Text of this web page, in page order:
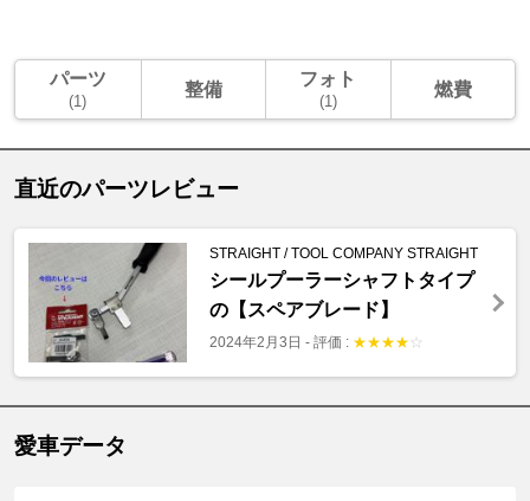
パーツ
(1)
整備 フォト
(1)
燃費
直近のパーツレビュー
STRAIGHT / TOOL COMPANY STRAIGHT
シールプーラーシャフトタイプ
の【スペアブレード】
2024年2月3日 - 評価 : ★★★★ ☆
愛車データ